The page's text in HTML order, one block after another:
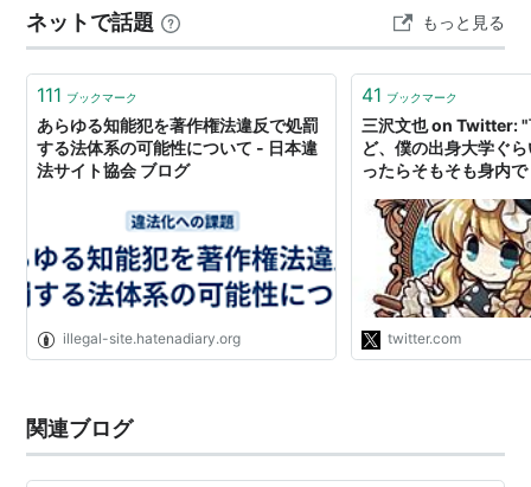
ネットで話題 もっと見る
111 ブックマーク
あらゆる知能犯を著作権法違反で処罰
する法体系の可能性について - 日本違
法サイト協会 ブログ
illegal-site.hatenadiary.org
41 ブックマーク
三沢文也 on Twitter:
ど、僕の出身大学ぐ
ったらそもそも身内
ほど学生に行動力も
し、何よりスーフリ
きる人がいないと思
ではヤリサーは高学
学に女子大生は見向
twitter.com
関連ブログ